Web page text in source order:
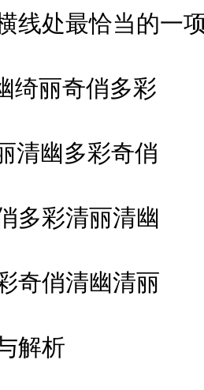
处最恰当的一
丽奇俏多彩
幽多彩奇俏
彩清丽清幽
俏清幽清丽
析